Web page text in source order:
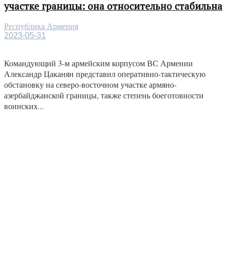
участке границы: она относительно стабильна
Республика Армения
2023-05-31
Командующий 3-м армейским корпусом ВС Армении
Александр Цаканян представил оперативно-тактическую
обстановку на северо-восточном участке армяно-
азербайджанской границы, также степень боеготовности
воинских...